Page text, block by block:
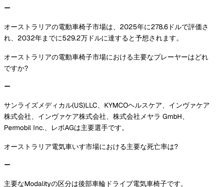
オーストラリアの電動車椅子市場は、2025年に278.6ドルで評価さ
れ、2032年までに529.2万ドルに達すると予想されます。
オーストラリアの電動車椅子市場における主要なプレーヤーはどれ
ですか?
サンライズメディカル(US)LLC、KYMCOヘルスケア、インヴァケア
株式会社、インヴァケア株式会社、株式会社メヤラ GmbH、
Permobil Inc.、レボAGは主要選手です。
オーストラリア電気車いす市場における主要な死亡率は?
主要なModalityの区分は後部車輪ドライブ電気車椅子です。